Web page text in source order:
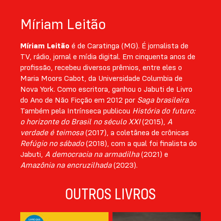
Míriam Leitão
Míriam Leitão é de Caratinga (MG). É jornalista de
TV, rádio, jornal e mídia digital. Em cinquenta anos de
profissão, recebeu diversos prêmios, entre eles o
Maria Moors Cabot, da Universidade Columbia de
Nova York. Como escritora, ganhou o Jabuti de Livro
do Ano de Não Ficção em 2012 por Saga brasileira.
Também pela Intrínseca publicou História do futuro:
o horizonte do Brasil no século XXI(2015), A
verdade é teimosa(2017), a coletânea de crônicas
Refúgio no sábado(2018), com a qual foi finalista do
Jabuti, A democracia na armadilha(2021) e
Amazônia na encruzilhada(2023).
OUTROS LIVROS